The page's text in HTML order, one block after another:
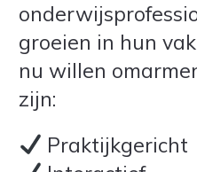
groeien in hun
nu willen
zijn:
Praktijkgericht